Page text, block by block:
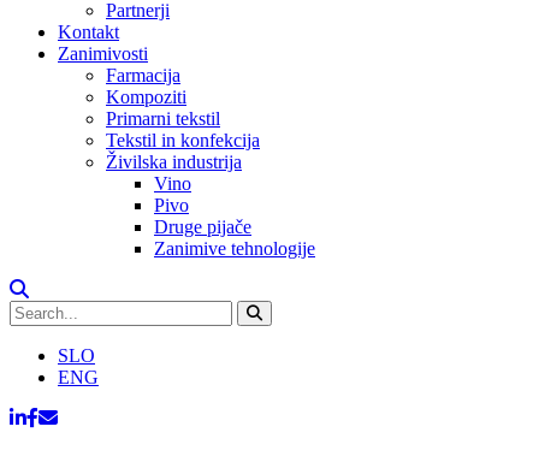
Partnerji
Kontakt
Zanimivosti
Farmacija
Kompoziti
Primarni tekstil
Tekstil in konfekcija
Živilska industrija
Vino
Pivo
Druge pijače
Zanimive tehnologije
SLO
ENG